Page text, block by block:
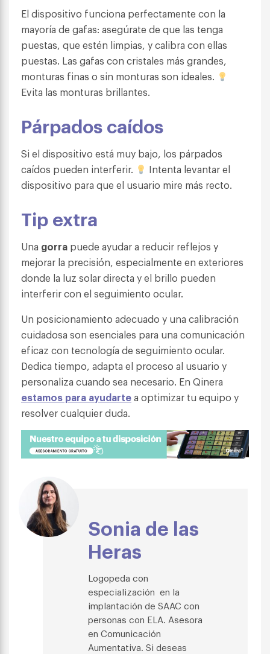
El dispositivo funciona perfectamente con la
mayoría de gafas: asegúrate de que las tenga
puestas, que estén limpias, y calibra con ellas
puestas. Las gafas con cristales más grandes,
monturas finas o sin monturas son ideales.
Evita las monturas brillantes.
Párpados caídos
Si el dispositivo está muy bajo, los párpados
caídos pueden interferir.
Intenta levantar el
dispositivo para que el usuario mire más recto.
Tip extra
Una gorra puede ayudar a reducir reflejos y
mejorar la precisión, especialmente en exteriores
donde la luz solar directa y el brillo pueden
interferir con el seguimiento ocular.
Un posicionamiento adecuado y una calibración
cuidadosa son esenciales para una comunicación
eficaz con tecnología de seguimiento ocular.
Dedica tiempo, adapta el proceso al usuario y
personaliza cuando sea necesario. En Qinera
estamos para ayudartea optimizar tu equipo y
resolver cualquier duda.
Sonia de las
Heras
Logopeda con
especialización en la
implantación de SAAC con
personas con ELA. Asesora
en Comunicación
Aumentativa. Si deseas